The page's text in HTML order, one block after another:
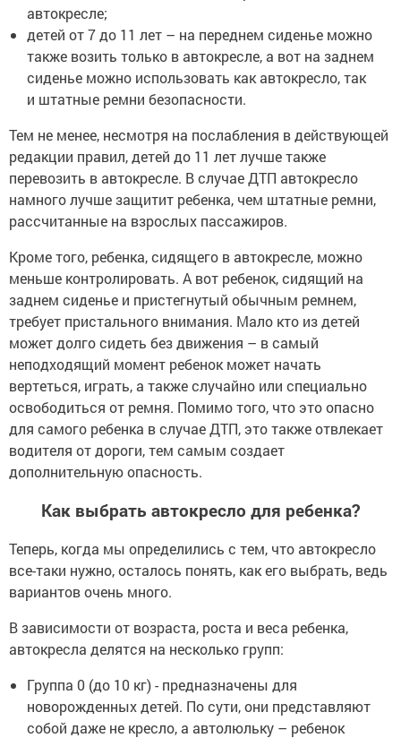
автокресле;
детей от 7 до 11 лет – на переднем сиденье можно
также возить только в автокресле, а вот на заднем
сиденье можно использовать как автокресло, так
и штатные ремни безопасности.
Тем не менее, несмотря на послабления в действующей
редакции правил, детей до 11 лет лучше также
перевозить в автокресле. В случае ДТП автокресло
намного лучше защитит ребенка, чем штатные ремни,
рассчитанные на взрослых пассажиров.
Кроме того, ребенка, сидящего в автокресле, можно
меньше контролировать. А вот ребенок, сидящий на
заднем сиденье и пристегнутый обычным ремнем,
требует пристального внимания. Мало кто из детей
может долго сидеть без движения – в самый
неподходящий момент ребенок может начать
вертеться, играть, а также случайно или специально
освободиться от ремня. Помимо того, что это опасно
для самого ребенка в случае ДТП, это также отвлекает
водителя от дороги, тем самым создает
дополнительную опасность.
Как выбрать автокресло для ребенка?
Теперь, когда мы определились с тем, что автокресло
все-таки нужно, осталось понять, как его выбрать, ведь
вариантов очень много.
В зависимости от возраста, роста и веса ребенка,
автокресла делятся на несколько групп:
Группа 0 (до 10 кг) - предназначены для
новорожденных детей. По сути, они представляют
собой даже не кресло, а автолюльку – ребенок